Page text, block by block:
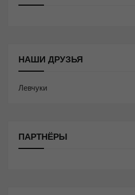
НАШИ ДРУЗЬЯ
Левчуки
ПАРТНЁРЫ